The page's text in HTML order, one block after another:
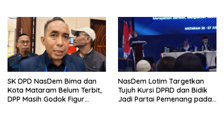
SK DPD NasDem Bima dan
Kota Mataram Belum Terbit,
DPP Masih Godok Figur
NasDem Lotim Targetkan
Tujuh Kursi DPRD dan Bidik
Jadi Partai Pemenang pada